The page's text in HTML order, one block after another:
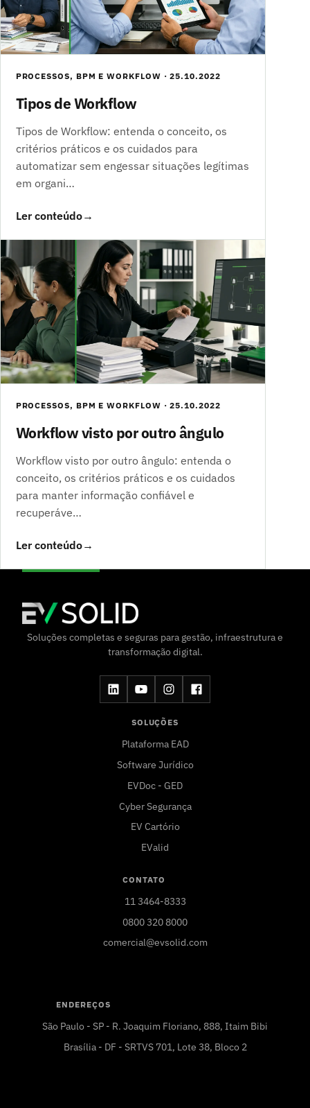
PROCESSOS, BPM E WORKFLOW · 25.10.2022
Tipos de Workflow
Tipos de Workflow: entenda o conceito, os
critérios práticos e os cuidados para
automatizar sem engessar situações legítimas
em organi…
Ler conteúdo→
PROCESSOS, BPM E WORKFLOW · 25.10.2022
Workflow visto por outro ângulo
Workflow visto por outro ângulo: entenda o
conceito, os critérios práticos e os cuidados
para manter informação confiável e
recuperáve…
Ler conteúdo→
Soluções completas e seguras para gestão, infraestrutura e
transformação digital.
SOLUÇÕES
Plataforma EAD
Software Jurídico
EVDoc - GED
Cyber Segurança
EV Cartório
EValid
CONTATO
11 3464-8333
0800 320 8000
comercial@evsolid.com
ENDEREÇOS
São Paulo - SP - R. Joaquim Floriano, 888, Itaim Bibi
Brasília - DF - SRTVS 701, Lote 38, Bloco 2